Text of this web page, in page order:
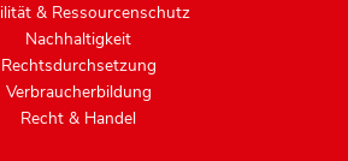
& Ressourcenschutz
Nachhaltigkeit
Rechtsdurchsetzung
Verbraucherbildung
Recht & Handel